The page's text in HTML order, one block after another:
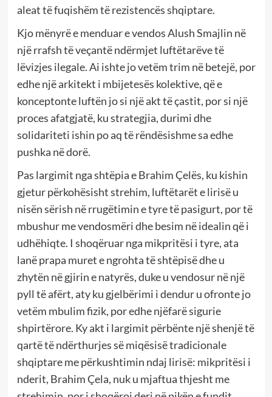
aleat të fuqishëm të rezistencës shqiptare.
Kjo mënyrë e menduar e vendos Alush Smajlin në
një rrafsh të veçantë ndërmjet luftëtarëve të
lëvizjes ilegale. Ai ishte jo vetëm trim në betejë, por
edhe një arkitekt i mbijetesës kolektive, që e
konceptonte luftën jo si një akt të çastit, por si një
proces afatgjatë, ku strategjia, durimi dhe
solidariteti ishin po aq të rëndësishme sa edhe
pushka në dorë.
Pas largimit nga shtëpia e Brahim Çelës, ku kishin
gjetur përkohësisht strehim, luftëtarët e lirisë u
nisën sërish në rrugëtimin e tyre të pasigurt, por të
mbushur me vendosmëri dhe besim në idealin që i
udhëhiqte. I shoqëruar nga mikpritësi i tyre, ata
lanë prapa muret e ngrohta të shtëpisë dhe u
zhytën në gjirin e natyrës, duke u vendosur në një
pyll të afërt, aty ku gjelbërimi i dendur u ofronte jo
vetëm mbulim fizik, por edhe njëfarë sigurie
shpirtërore. Ky akt i largimit përbënte një shenjë të
qartë të ndërthurjes së miqësisë tradicionale
shqiptare me përkushtimin ndaj lirisë: mikpritësi i
nderit, Brahim Çela, nuk u mjaftua thjesht me